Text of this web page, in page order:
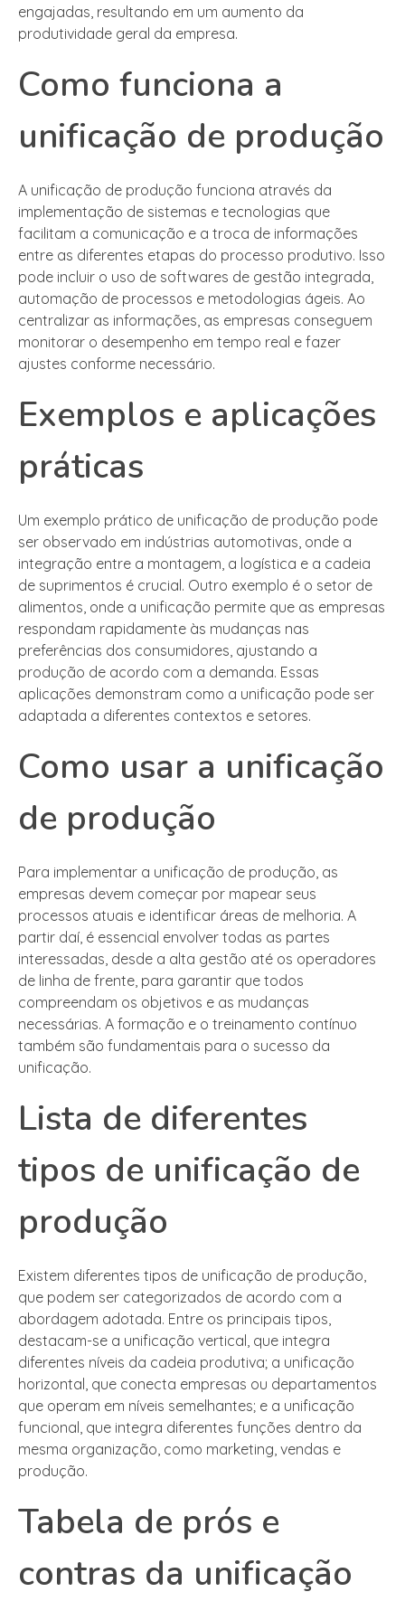
engajadas, resultando em um aumento da
produtividade geral da empresa.
Como funciona a
unificação de produção
A unificação de produção funciona através da
implementação de sistemas e tecnologias que
facilitam a comunicação e a troca de informações
entre as diferentes etapas do processo produtivo. Isso
pode incluir o uso de softwares de gestão integrada,
automação de processos e metodologias ágeis. Ao
centralizar as informações, as empresas conseguem
monitorar o desempenho em tempo real e fazer
ajustes conforme necessário.
Exemplos e aplicações
práticas
Um exemplo prático de unificação de produção pode
ser observado em indústrias automotivas, onde a
integração entre a montagem, a logística e a cadeia
de suprimentos é crucial. Outro exemplo é o setor de
alimentos, onde a unificação permite que as empresas
respondam rapidamente às mudanças nas
preferências dos consumidores, ajustando a
produção de acordo com a demanda. Essas
aplicações demonstram como a unificação pode ser
adaptada a diferentes contextos e setores.
Como usar a unificação
de produção
Para implementar a unificação de produção, as
empresas devem começar por mapear seus
processos atuais e identificar áreas de melhoria. A
partir daí, é essencial envolver todas as partes
interessadas, desde a alta gestão até os operadores
de linha de frente, para garantir que todos
compreendam os objetivos e as mudanças
necessárias. A formação e o treinamento contínuo
também são fundamentais para o sucesso da
unificação.
Lista de diferentes
tipos de unificação de
produção
Existem diferentes tipos de unificação de produção,
que podem ser categorizados de acordo com a
abordagem adotada. Entre os principais tipos,
destacam-se a unificação vertical, que integra
diferentes níveis da cadeia produtiva; a unificação
horizontal, que conecta empresas ou departamentos
que operam em níveis semelhantes; e a unificação
funcional, que integra diferentes funções dentro da
mesma organização, como marketing, vendas e
produção.
Tabela de prós e
contras da unificação